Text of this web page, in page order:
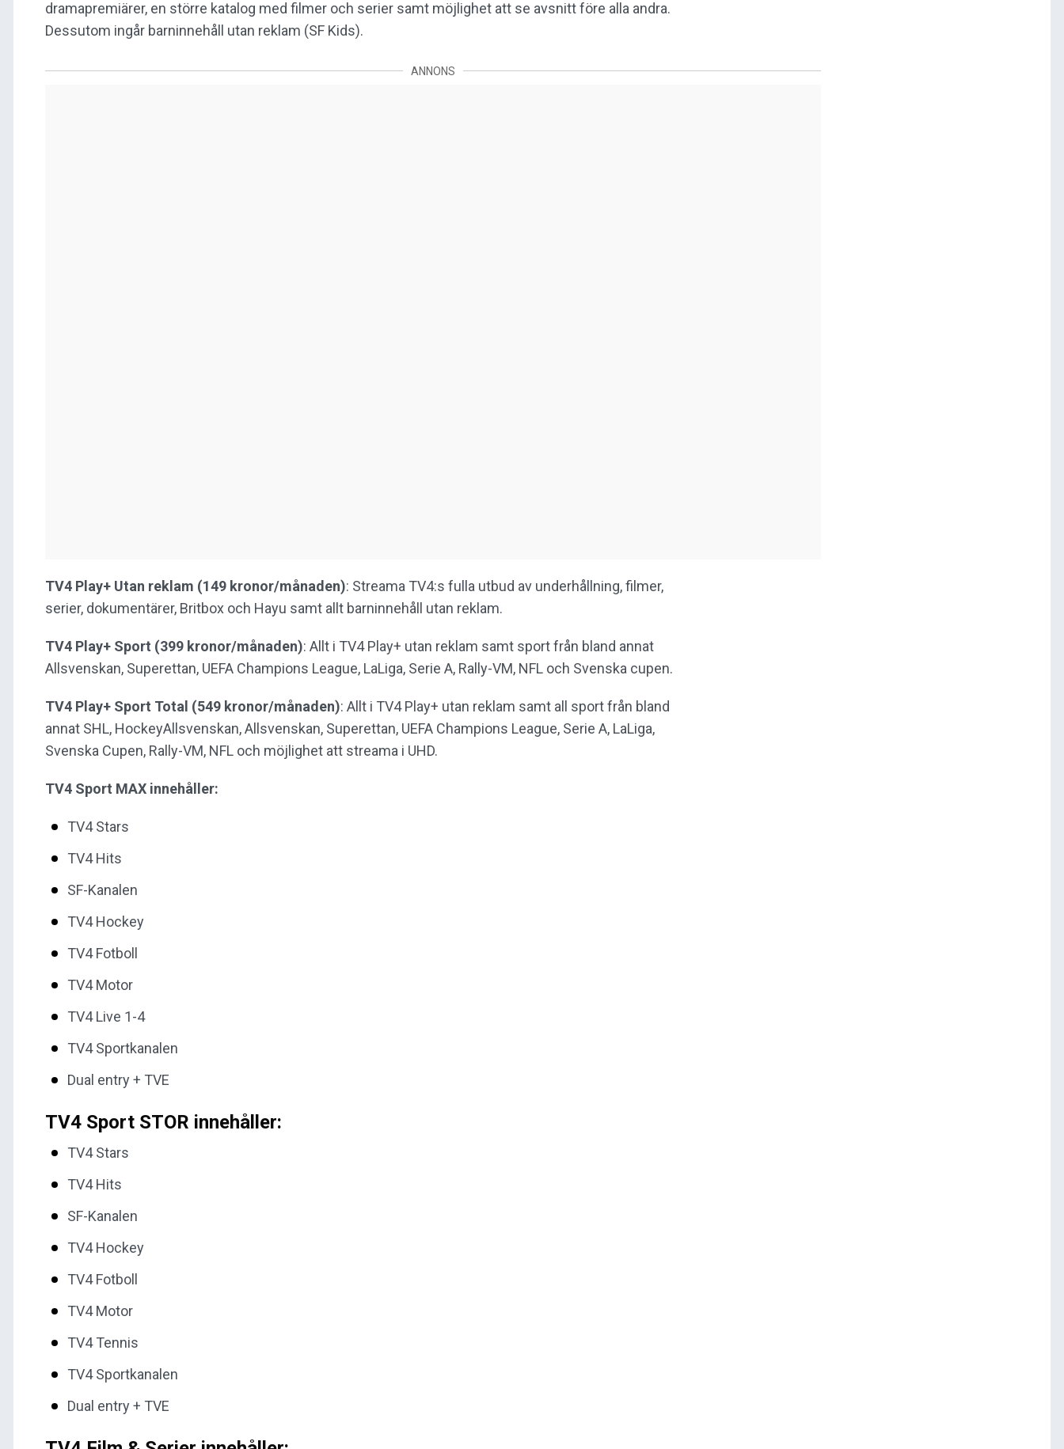
dramapremiärer, en större katalog med filmer och serier samt möjlighet att se avsnitt före alla andra.
Dessutom ingår barninnehåll utan reklam (SF Kids).
ANNONS
TV4 Play+ Utan reklam (149 kronor/månaden): Streama TV4:s fulla utbud av underhållning, filmer,
serier, dokumentärer, Britbox och Hayu samt allt barninnehåll utan reklam.
TV4 Play+ Sport (399 kronor/månaden): Allt i TV4 Play+ utan reklam samt sport från bland annat
Allsvenskan, Superettan, UEFA Champions League, LaLiga, Serie A, Rally-VM, NFL och Svenska cupen.
TV4 Play+ Sport Total (549 kronor/månaden): Allt i TV4 Play+ utan reklam samt all sport från bland
annat SHL, HockeyAllsvenskan, Allsvenskan, Superettan, UEFA Champions League, Serie A, LaLiga,
Svenska Cupen, Rally-VM, NFL och möjlighet att streama i UHD.
TV4 Sport MAX innehåller:
TV4 Stars
TV4 Hits
SF-Kanalen
TV4 Hockey
TV4 Fotboll
TV4 Motor
TV4 Live 1-4
TV4 Sportkanalen
Dual entry + TVE
TV4 Sport STOR innehåller:
TV4 Stars
TV4 Hits
SF-Kanalen
TV4 Hockey
TV4 Fotboll
TV4 Motor
TV4 Tennis
TV4 Sportkanalen
Dual entry + TVE